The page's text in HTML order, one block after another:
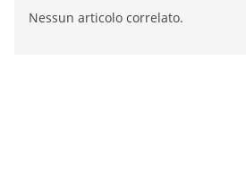
Nessun articolo correlato.